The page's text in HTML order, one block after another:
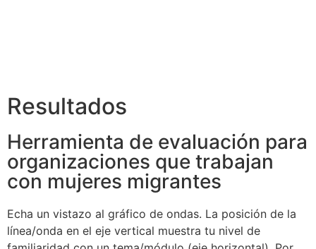
accessibility
Resultados
Herramienta de evaluación para
organizaciones que trabajan
con mujeres migrantes
Echa un vistazo al gráfico de ondas. La posición de la
línea/onda en el eje vertical muestra tu nivel de